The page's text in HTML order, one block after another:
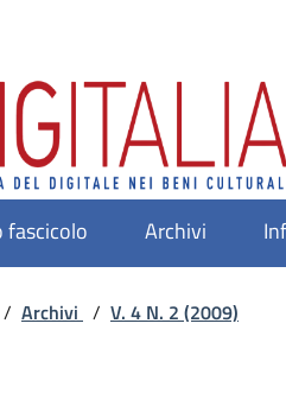
fascicolo Archivi
/ Archivi / V. 4 N. 2 (2009)